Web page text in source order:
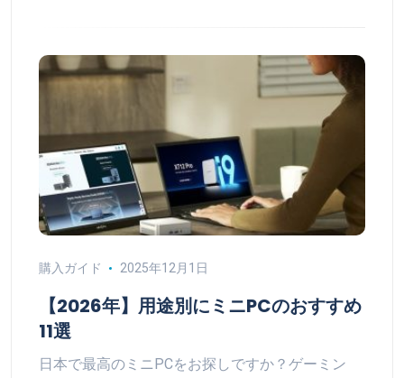
購入ガイド 2025年12月1日
【2026年】用途別にミニPCのおすすめ
11選
日本で最高のミニPCをお探しですか？ゲーミン